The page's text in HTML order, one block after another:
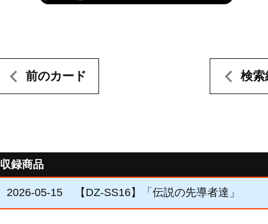
前のカード 検索
収録商品
2026-05-15 【DZ-SS16】「伝説の先導者達」